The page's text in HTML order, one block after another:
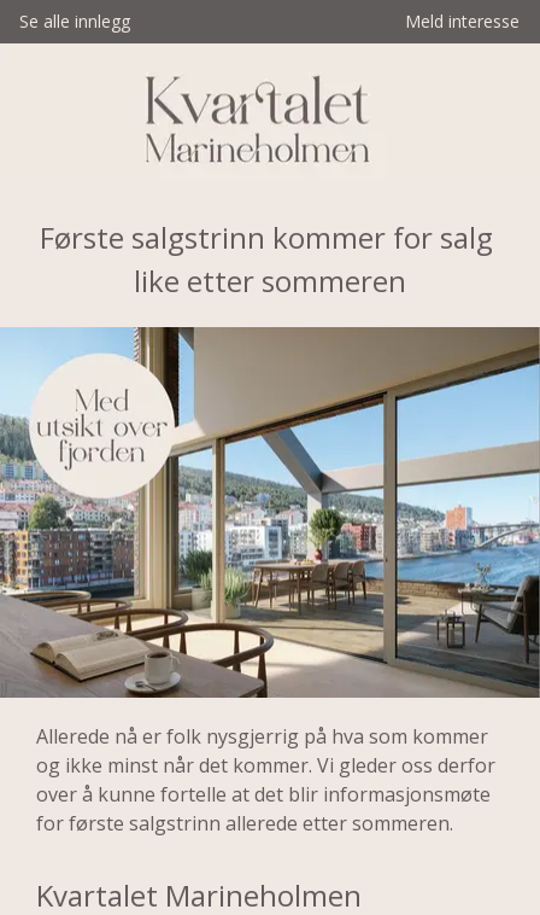
Se alle innlegg Meld interesse
Første salgstrinn kommer for salg
like etter sommeren
Allerede nå er folk nysgjerrig på hva som kommer
og ikke minst når det kommer. Vi gleder oss derfor
over å kunne fortelle at det blir informasjonsmøte
for første salgstrinn allerede etter sommeren.
Kvartalet Marineholmen